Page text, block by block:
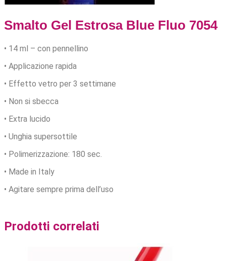
Smalto Gel Estrosa Blue Fluo 7054
• 14 ml – con pennellino
• Applicazione rapida
• Effetto vetro per 3 settimane
• Non si sbecca
• Extra lucido
• Unghia supersottile
• Polimerizzazione: 180 sec.
• Made in Italy
• Agitare sempre prima dell’uso
Prodotti correlati